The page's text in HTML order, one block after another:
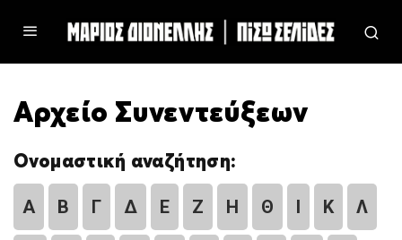
Αρχείο Συνεντεύξεων
Ονομαστική αναζήτηση:
Α Β Γ Δ Ε Ζ Η Θ Ι Κ Λ